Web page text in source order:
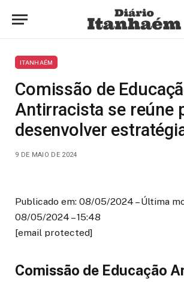
ITANHAÉM
Comissão de
Antirracista se reúne
desenvolver
9 DE MAIO DE 2024
Publicado em: 08/05/2024 – Última
08/05/2024 – 15:48
[email protected]
Comissão de Educação